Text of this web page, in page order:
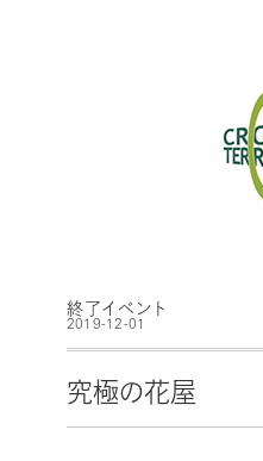
終了イベント
2019-12-01
究極の花屋